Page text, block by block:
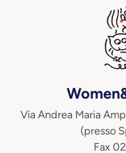
Via Andrea Maria
(presso
Fax